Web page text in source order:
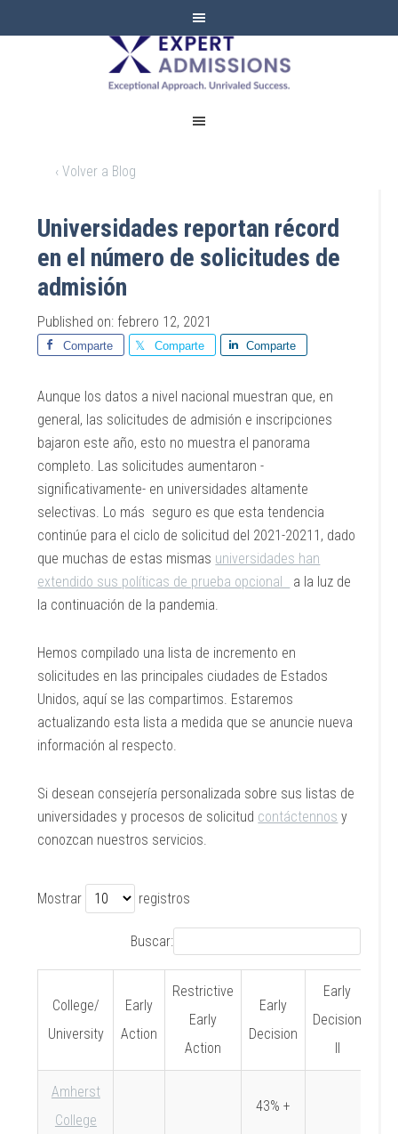
EXPERT
ADMISSIONS
‹ Volver a Blog
Universidades reportan récord
en el número de solicitudes de
admisión
Published on: febrero 12, 2021
Comparte Comparte Comparte
Aunque los datos a nivel nacional muestran que, en
general, las solicitudes de admisión e inscripciones
bajaron este año, esto no muestra el panorama
completo. Las solicitudes aumentaron -
significativamente- en universidades altamente
selectivas. Lo más seguro es que esta tendencia
continúe para el ciclo de solicitud del 2021-20211, dado
que muchas de estas mismas universidades han
extendido sus políticas de prueba opcional
a la luz de
la continuación de la pandemia.
Hemos compilado una lista de incremento en
solicitudes en las principales ciudades de Estados
Unidos, aquí se las compartimos. Estaremos
actualizando esta lista a medida que se anuncie nueva
información al respecto.
Si desean consejería personalizada sobre sus listas de
universidades y procesos de solicitud contáctennos y
conozcan nuestros servicios.
Mostrar registros
Buscar:
College/
University
Early
Action
Restrictive
Early
Action
Early
Decision
Early
Decision
II
Amherst
College
43% +